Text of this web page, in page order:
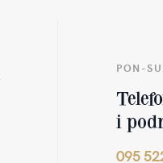
PON-
i
095